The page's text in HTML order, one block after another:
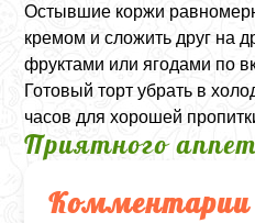
Остывшие коржи
кремом и сложить друг на
фруктами или ягодами по
Готовый торт убрать в
часов для хорошей
Приятного